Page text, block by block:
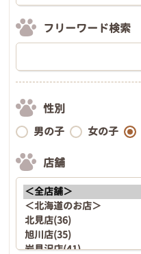
フリーワード検索
性別
男の子 女の子
店舗